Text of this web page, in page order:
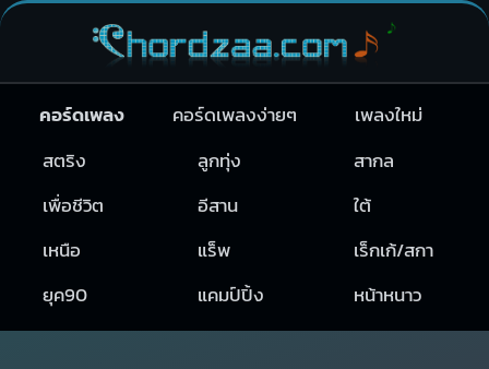
คอร์ดเพลง คอร์ดเพลงง่ายๆ
เพลงใหม่
สตริง
ลูกทุ่ง
สากล
เพื่อชีวิต
อีสาน
ใต้
เหนือ
แร็พ
เร็กเก้/สกา
ยุค90
แคมป์ปิ้ง หน้าหนาว